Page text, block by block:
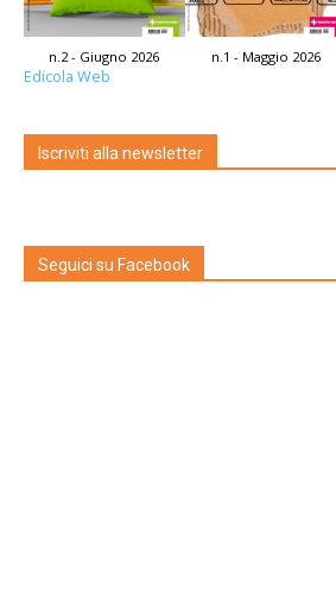
n.2 - Giugno 2026 n.1 - Maggio 2026
Edicola Web
Iscriviti alla newsletter
Seguici su Facebook